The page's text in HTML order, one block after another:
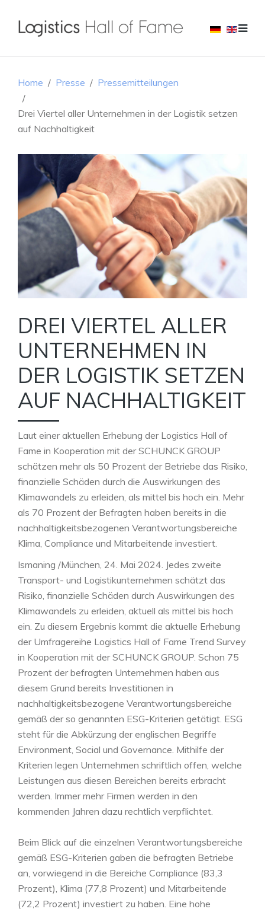
Home Presse Pressemitteilungen
Drei Viertel aller Unternehmen in der Logistik setzen
auf Nachhaltigkeit
DREI VIERTEL ALLER
UNTERNEHMEN IN
DER LOGISTIK SETZEN
AUF NACHHALTIGKEIT
Laut einer aktuellen Erhebung der Logistics Hall of
Fame in Kooperation mit der SCHUNCK GROUP
schätzen mehr als 50 Prozent der Betriebe das Risiko,
finanzielle Schäden durch die Auswirkungen des
Klimawandels zu erleiden, als mittel bis hoch ein. Mehr
als 70 Prozent der Befragten haben bereits in die
nachhaltigkeitsbezogenen Verantwortungsbereiche
Klima, Compliance und Mitarbeitende investiert.
Ismaning /München, 24. Mai 2024. Jedes zweite
Transport- und Logistikunternehmen schätzt das
Risiko, finanzielle Schäden durch Auswirkungen des
Klimawandels zu erleiden, aktuell als mittel bis hoch
ein. Zu diesem Ergebnis kommt die aktuelle Erhebung
der Umfragereihe Logistics Hall of Fame Trend Survey
in Kooperation mit der SCHUNCK GROUP. Schon 75
Prozent der befragten Unternehmen haben aus
diesem Grund bereits Investitionen in
nachhaltigkeitsbezogene Verantwortungsbereiche
gemäß der so genannten ESG-Kriterien getätigt. ESG
steht für die Abkürzung der englischen Begriffe
Environment, Social und Governance. Mithilfe der
Kriterien legen Unternehmen schriftlich offen, welche
Leistungen aus diesen Bereichen bereits erbracht
werden. Immer mehr Firmen werden in den
kommenden Jahren dazu rechtlich verpflichtet.
Beim Blick auf die einzelnen Verantwortungsbereiche
gemäß ESG-Kriterien gaben die befragten Betriebe
an, vorwiegend in die Bereiche Compliance (83,3
Prozent), Klima (77,8 Prozent) und Mitarbeitende
(72,2 Prozent) investiert zu haben. Eine hohe